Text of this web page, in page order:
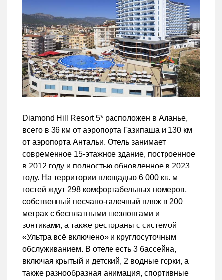
Diamond Hill Resort 5* расположен в Аланье,
всего в 36 км от аэропорта Газипаша и 130 км
от аэропорта Антальи. Отель занимает
современное 15-этажное здание, построенное
в 2012 году и полностью обновленное в 2023
году. На территории площадью 6 000 кв. м
гостей ждут 298 комфортабельных номеров,
собственный песчано-галечный пляж в 200
метрах с бесплатными шезлонгами и
зонтиками, а также рестораны с системой
«Ультра всё включено» и круглосуточным
обслуживанием. В отеле есть 3 бассейна,
включая крытый и детский, 2 водные горки, а
также разнообразная анимация, спортивные